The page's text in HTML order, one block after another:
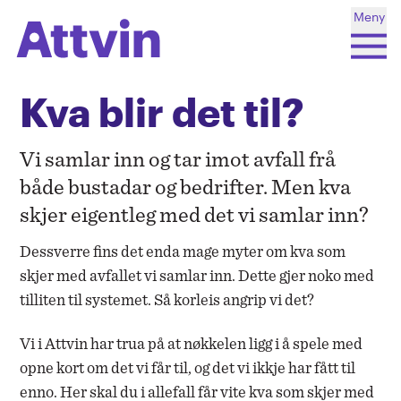
Meny
Mi side
Søk
Renovasjon
Hentekalender
Opningstider
Driftsmeldingar
Sorteringsguide
Kva blir det til?
Vi samlar inn og tar imot avfall frå
både bustadar og bedrifter. Men kva
skjer eigentleg med det vi samlar inn?
Dessverre fins det enda mage myter om kva som
skjer med avfallet vi samlar inn. Dette gjer noko med
tilliten til systemet. Så korleis angrip vi det?
Vi i Attvin har trua på at nøkkelen ligg i å spele med
opne kort om det vi får til, og det vi ikkje har fått til
enno. Her skal du i allefall får vite kva som skjer med